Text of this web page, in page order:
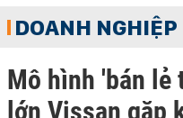
DOANH NGHIỆP
Mô hình 'bán lẻ
lớn Vissan gặp